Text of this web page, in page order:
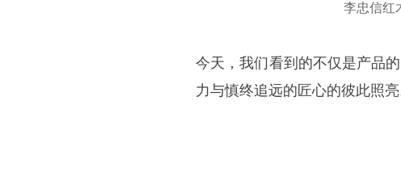
李忠信红
今天，我们看到的不仅是产品
力与慎终追远的匠心的彼此照亮